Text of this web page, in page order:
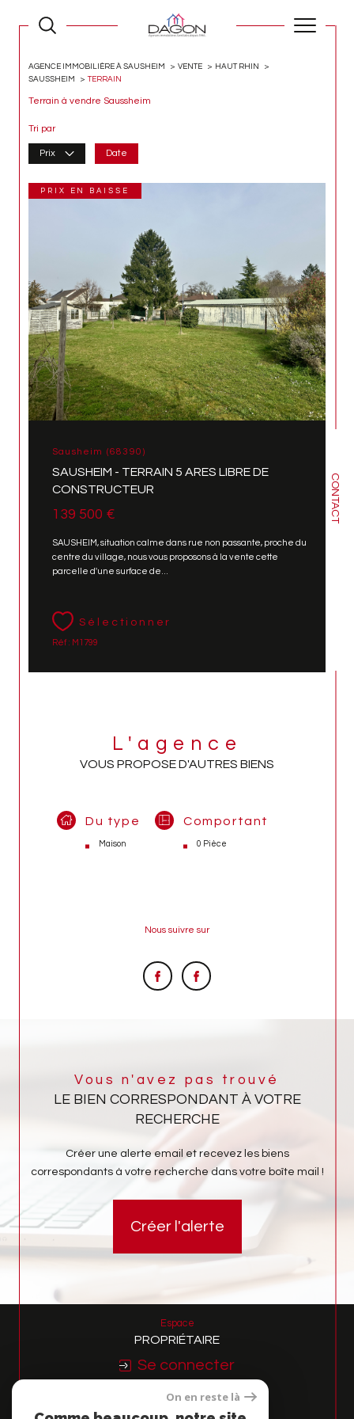
CONTACT
AGENCE IMMOBILIÈRE À SAUSHEIM VENTE
HAUT RHIN
SAUSSHEIM
TERRAIN
Terrain à vendre Saussheim
Tri par
Prix Date
Sausheim (68390)
SAUSHEIM - TERRAIN 5 ARES LIBRE DE
CONSTRUCTEUR
139 500 €
SAUSHEIM, situation calme dans rue non passante, proche du
centre du village, nous vous proposons à la vente cette
parcelle d'une surface de...
Sélectionner
Réf : M1799
PRIX EN BAISSE
L'agence
VOUS PROPOSE D'AUTRES BIENS
Du type
Maison
Comportant
0 Pièce
Nous suivre sur
Vous n'avez pas trouvé
LE BIEN CORRESPONDANT À VOTRE
RECHERCHE
Créer une alerte email et recevez les biens
correspondants à votre recherche dans votre boîte mail !
Créer l'alerte
Espace
PROPRIÉTAIRE
Se connecter
Nous
On en reste là